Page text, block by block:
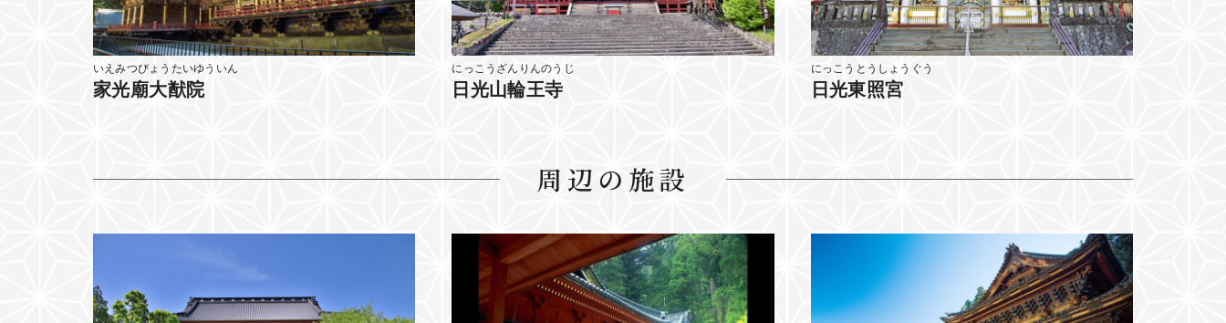
いえみつびょうたいゆういん
家光廟大猷院
にっこうざんりんのうじ
日光山輪王寺
にっこうとうしょうぐう
日光東照宮
周辺の施設